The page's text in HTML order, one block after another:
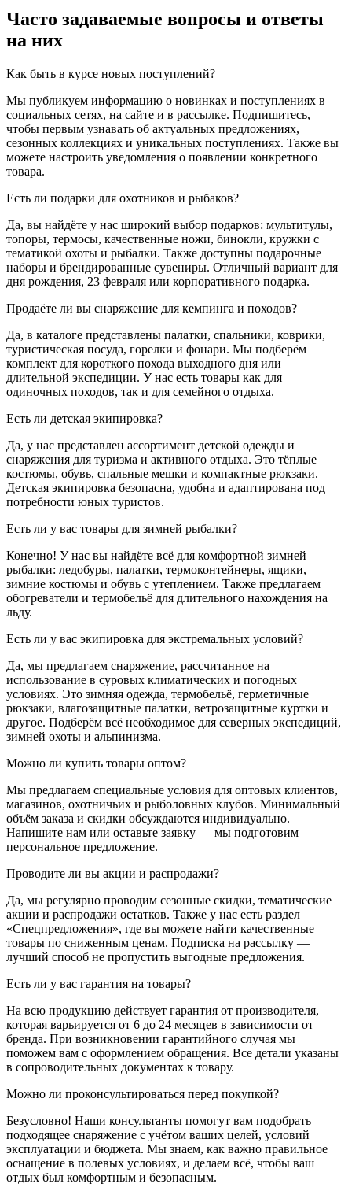
Часто задаваемые вопросы и ответы
на них
Как быть в курсе новых поступлений?
Мы публикуем информацию о новинках и поступлениях в
социальных сетях, на сайте и в рассылке. Подпишитесь,
чтобы первым узнавать об актуальных предложениях,
сезонных коллекциях и уникальных поступлениях. Также вы
можете настроить уведомления о появлении конкретного
товара.
Есть ли подарки для охотников и рыбаков?
Да, вы найдёте у нас широкий выбор подарков: мультитулы,
топоры, термосы, качественные ножи, бинокли, кружки с
тематикой охоты и рыбалки. Также доступны подарочные
наборы и брендированные сувениры. Отличный вариант для
дня рождения, 23 февраля или корпоративного подарка.
Продаёте ли вы снаряжение для кемпинга и походов?
Да, в каталоге представлены палатки, спальники, коврики,
туристическая посуда, горелки и фонари. Мы подберём
комплект для короткого похода выходного дня или
длительной экспедиции. У нас есть товары как для
одиночных походов, так и для семейного отдыха.
Есть ли детская экипировка?
Да, у нас представлен ассортимент детской одежды и
снаряжения для туризма и активного отдыха. Это тёплые
костюмы, обувь, спальные мешки и компактные рюкзаки.
Детская экипировка безопасна, удобна и адаптирована под
потребности юных туристов.
Есть ли у вас товары для зимней рыбалки?
Конечно! У нас вы найдёте всё для комфортной зимней
рыбалки: ледобуры, палатки, термоконтейнеры, ящики,
зимние костюмы и обувь с утеплением. Также предлагаем
обогреватели и термобельё для длительного нахождения на
льду.
Есть ли у вас экипировка для экстремальных условий?
Да, мы предлагаем снаряжение, рассчитанное на
использование в суровых климатических и погодных
условиях. Это зимняя одежда, термобельё, герметичные
рюкзаки, влагозащитные палатки, ветрозащитные куртки и
другое. Подберём всё необходимое для северных экспедиций,
зимней охоты и альпинизма.
Можно ли купить товары оптом?
Мы предлагаем специальные условия для оптовых клиентов,
магазинов, охотничьих и рыболовных клубов. Минимальный
объём заказа и скидки обсуждаются индивидуально.
Напишите нам или оставьте заявку — мы подготовим
персональное предложение.
Проводите ли вы акции и распродажи?
Да, мы регулярно проводим сезонные скидки, тематические
акции и распродажи остатков. Также у нас есть раздел
«Спецпредложения», где вы можете найти качественные
товары по сниженным ценам. Подписка на рассылку —
лучший способ не пропустить выгодные предложения.
Есть ли у вас гарантия на товары?
На всю продукцию действует гарантия от производителя,
которая варьируется от 6 до 24 месяцев в зависимости от
бренда. При возникновении гарантийного случая мы
поможем вам с оформлением обращения. Все детали указаны
в сопроводительных документах к товару.
Можно ли проконсультироваться перед покупкой?
Безусловно! Наши консультанты помогут вам подобрать
подходящее снаряжение с учётом ваших целей, условий
эксплуатации и бюджета. Мы знаем, как важно правильное
оснащение в полевых условиях, и делаем всё, чтобы ваш
отдых был комфортным и безопасным.